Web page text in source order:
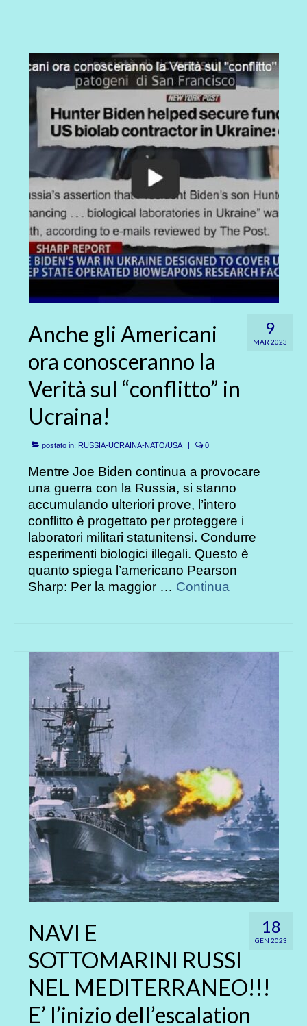
9
MAR 2023
Anche gli Americani
ora conosceranno la
Verità sul “conflitto” in
Ucraina!
postato in: RUSSIA-UCRAINA-NATO/USA | 0
Mentre Joe Biden continua a provocare
una guerra con la Russia, si stanno
accumulando ulteriori prove, l’intero
conflitto è progettato per proteggere i
laboratori militari statunitensi. Condurre
esperimenti biologici illegali. Questo è
quanto spiega l’americano Pearson
Sharp: Per la maggior … Continua
18
GEN 2023
NAVI E
SOTTOMARINI RUSSI
NEL MEDITERRANEO!!!
E’ l’inizio dell’escalation